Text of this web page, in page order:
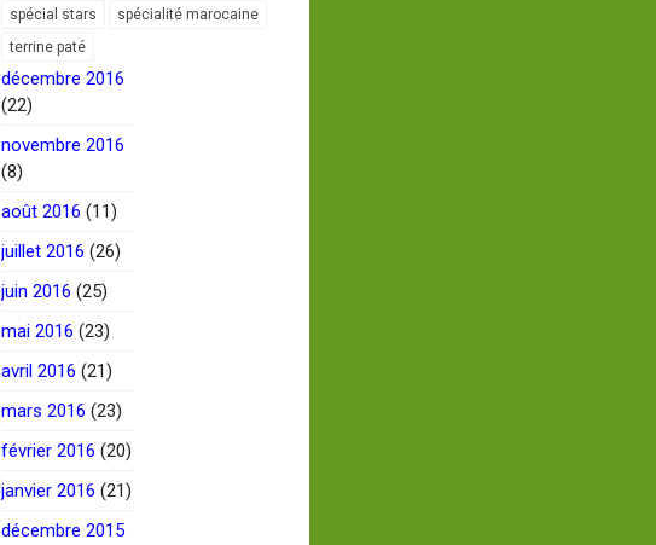
spécial stars
spécialité marocaine
terrine paté
décembre 2016
(22)
novembre 2016
(8)
août 2016 (11)
juillet 2016 (26)
juin 2016 (25)
mai 2016 (23)
avril 2016 (21)
mars 2016 (23)
février 2016 (20)
janvier 2016 (21)
décembre 2015